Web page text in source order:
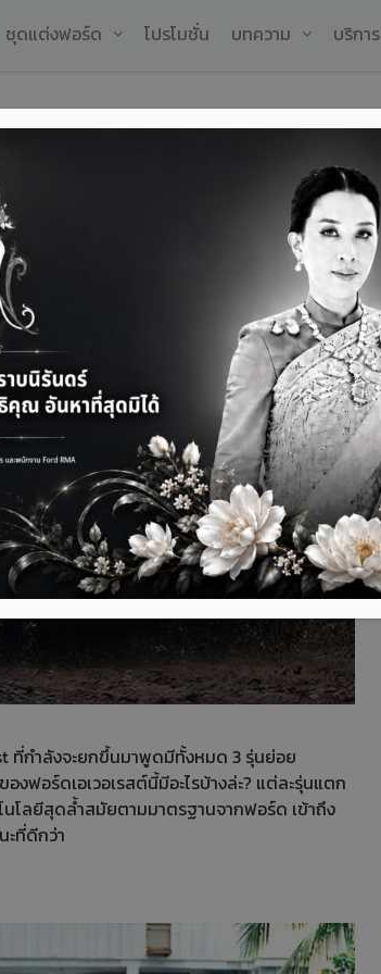
ชุดแต่งฟอร์ด โปรโมชั่น บทความ บริการ
แต่ละ 3 รุ่นย่อย
ที่กำลังจะยกขึ้นมาพูดมีทั้งหมด 3 รุ่นย่อย
ฟอร์ดเอเวอเรสต์นี้มีอะไรบ้างล่ะ? แต่ละรุ่นแตก
โลยีสุดล้ำสมัยตามมาตรฐานจากฟอร์ด เข้าถึง
ะที่ดีกว่า